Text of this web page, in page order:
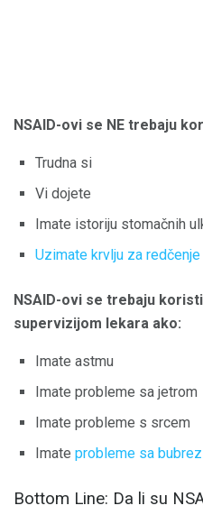
NSAID-ovi se NE trebaju
Trudna si
Vi dojete
Imate istoriju stomačnih
Uzimate krvlju za
NSAID-ovi se trebaju
supervizijom lekara ako:
Imate astmu
Imate probleme sa jetrom
Imate probleme s srcem
Imate probleme sa
Bottom Line: Da li su